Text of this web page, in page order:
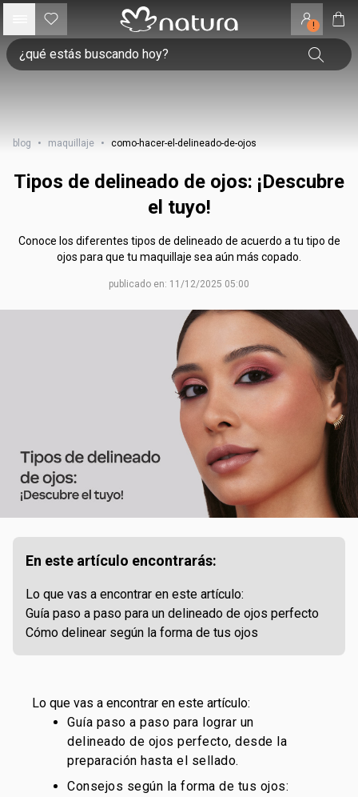
!
blog • maquillaje • como-hacer-el-delineado-de-ojos
Tipos de delineado de ojos: ¡Descubre
el tuyo!
Conoce los diferentes tipos de delineado de acuerdo a tu tipo de
ojos para que tu maquillaje sea aún más copado.
publicado en: 11/12/2025 05:00
En este artículo encontrarás:
Lo que vas a encontrar en este artículo:
Guía paso a paso para un delineado de ojos perfecto
Cómo delinear según la forma de tus ojos
Lo que vas a encontrar en este artículo:
Guía paso a paso para lograr un
delineado de ojos perfecto, desde la
preparación hasta el sellado.
Consejos según la forma de tus ojos: